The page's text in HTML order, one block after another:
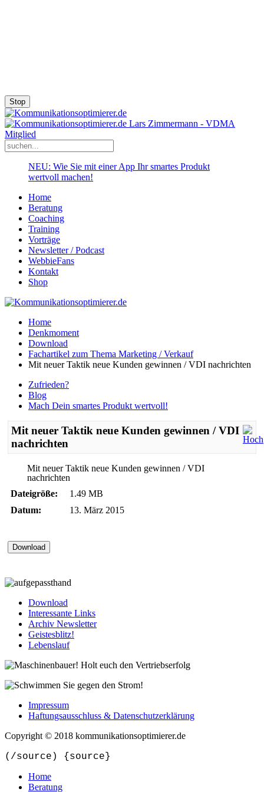
Stop
NEU: Wie Sie mit einer App Ihr smartes Produkt
wertvoll machen!
Home
Beratung
Coaching
Training
Vorträge
Newsletter / Podcast
WebbieFans
Kontakt
Shop
Home
Denkmoment
Download
Fachartikel zum Thema Marketing / Verkauf
Mit neuer Taktik neue Kunden gewinnen / VDI nachrichten
Zufrieden?
Blog
Mach Dein smartes Produkt wertvoll!
Mit neuer Taktik neue Kunden gewinnen / VDI
nachrichten
Mit neuer Taktik neue Kunden gewinnen / VDI
nachrichten
Dateigröße:
1.49 MB
Datum:
13. März 2015
Download
Interessante Links
Archiv Newsletter
Geistesblitz!
Lebenslauf
Impressum
Haftungsausschluss & Datenschutzerklärung
Copyright © 2018 kommunikationsoptimierer.de
(/source) {source}
Home
Beratung